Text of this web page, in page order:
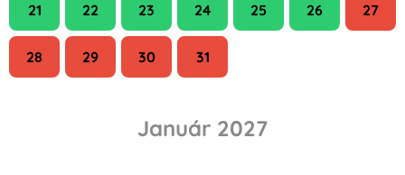
21 22 23 24 25 26 27
28 29 30 31
Január 2027